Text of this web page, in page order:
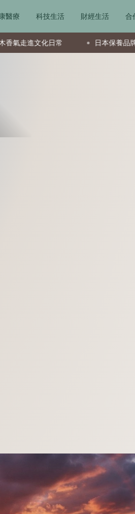
醫療 科技生活 財經生活 合
日本保養品牌FANCL芳珂回來